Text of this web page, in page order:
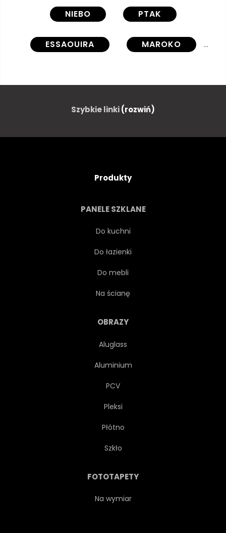
NIEBO PTAK
ESSAOUIRA MAROKO
NATURA NIEBIESKI
STADO ZWIERZĘ
MORZE
Szybkie linki(rozwiń)
Produkty
PANELE SZKLANE
Do kuchni
Do łazienki
Do mebli
Na ścianę
OBRAZY
Aluglass
Aluminium
PCV
Pleksi
Płótno
Szkło
FOTOTAPETY
Na wymiar